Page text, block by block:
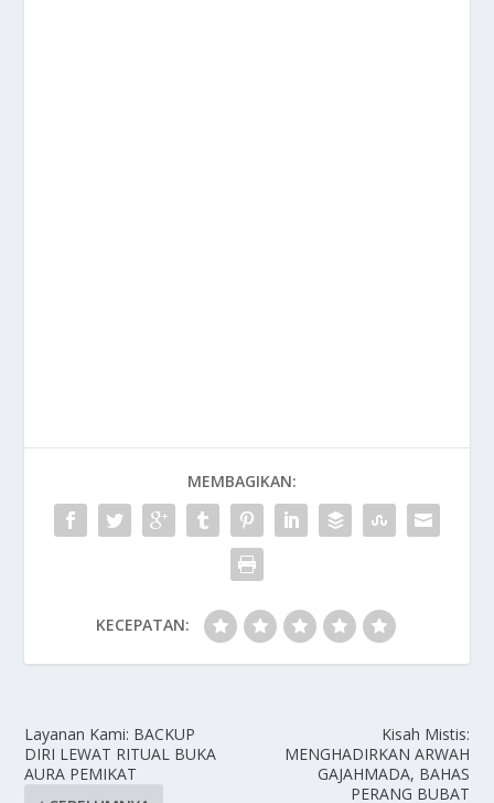
MEMBAGIKAN:
KECEPATAN:
Layanan Kami: BACKUP
DIRI LEWAT RITUAL BUKA
AURA PEMIKAT
Kisah Mistis:
MENGHADIRKAN ARWAH
GAJAHMADA, BAHAS
PERANG BUBAT